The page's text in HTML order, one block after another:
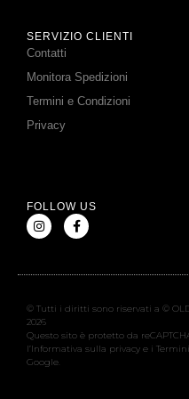
SERVIZIO CLIENTI
Contatti
Monitora Spedizioni
Termini e Condizioni
Privacy
FOLLOW US
© Tutti i diritti sono riservati a ©
2026
Questo sito è protetto da
l’Informativa sulla privacy e i
Google.